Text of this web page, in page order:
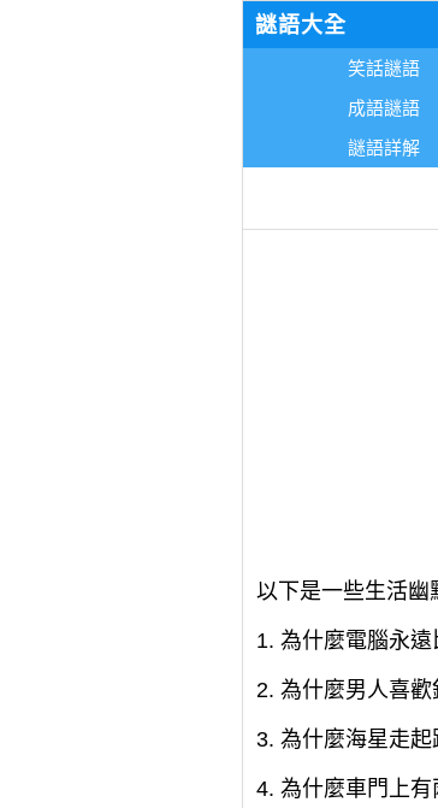
謎語大全
笑話謎語
成語謎語
謎語詳解
以下是一些生活幽
1. 為什麼電腦永遠
2. 為什麼男人喜
3. 為什麼海星走
4. 為什麼車門上